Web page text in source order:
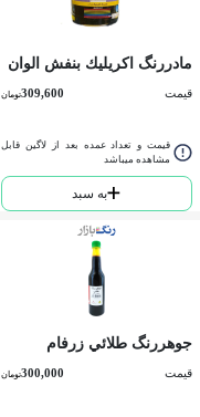
مادررنگ اكريليك بنفش الوان
قیمت 309,600تومان
قیمت و تعداد عمده بعد از لاگین قابل
مشاهده میباشد
به سبد
جوهررنگ طلائي زرفام
قیمت 300,000تومان